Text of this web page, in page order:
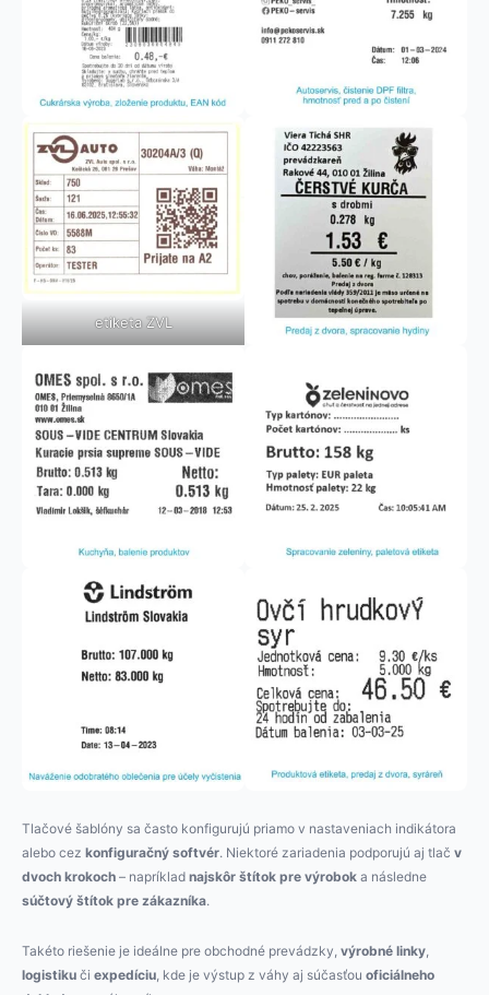
etiketa ZVL
Tlačové šablóny sa často konfigurujú priamo v nastaveniach indikátora
alebo cez konfiguračný softvér. Niektoré zariadenia podporujú aj tlač v
dvoch krokoch – napríklad najskôr štítok pre výrobok a následne
súčtový štítok pre zákazníka.
Takéto riešenie je ideálne pre obchodné prevádzky, výrobné linky,
logistiku či expedíciu, kde je výstup z váhy aj súčasťou oficiálneho